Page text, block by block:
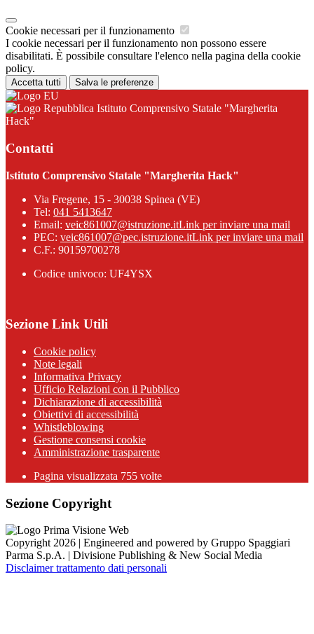
Cookie necessari per il funzionamento
I cookie necessari per il funzionamento non possono essere
disabilitati. È possibile consultare l'elenco nella pagina della cookie
policy.
Accetta tutti Salva le preferenze
Istituto Comprensivo Statale "Margherita
Hack"
Contatti
Istituto Comprensivo Statale "Margherita Hack"
Via Fregene, 15 - 30038 Spinea (VE)
Tel: 041 5413647
Email: veic861007@istruzione.itLink per inviare una mail
PEC: veic861007@pec.istruzione.itLink per inviare una mail
C.F.: 90159700278
Codice univoco: UF4YSX
Sezione Link Utili
Cookie policy
Note legali
Informativa Privacy
Ufficio Relazioni con il Pubblico
Dichiarazione di accessibilità
Obiettivi di accessibilità
Whistleblowing
Gestione consensi cookie
Amministrazione trasparente
Pagina visualizzata 755 volte
Sezione Copyright
Copyright 2026 | Engineered and powered by Gruppo Spaggiari
Parma S.p.A. | Divisione Publishing & New Social Media
Disclaimer trattamento dati personali